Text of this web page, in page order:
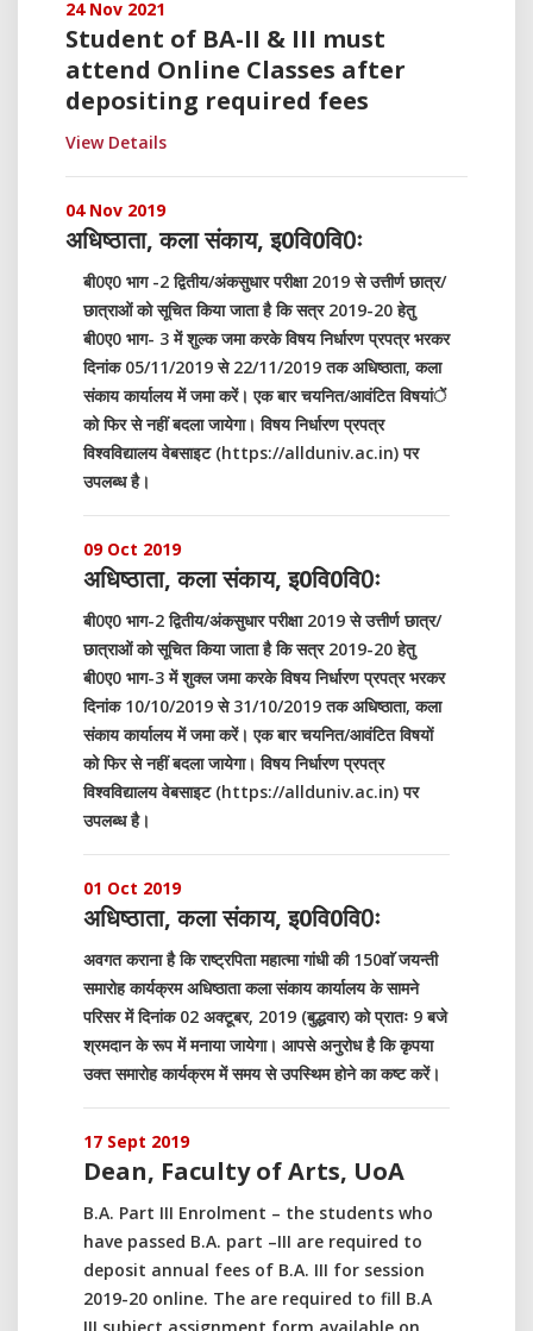
24 Nov 2021
Student of BA-II & III must
attend Online Classes after
depositing required fees
View Details
04 Nov 2019
अधिष्ठाता, कला संकाय, इ0वि0वि0ः
बी0ए0 भाग -2 द्वितीय/अंकसुधार परीक्षा 2019 से उत्तीर्ण छात्र/
छात्राओं को सूचित किया जाता है कि सत्र 2019-20 हेतु
बी0ए0 भाग- 3 में शुल्क जमा करके विषय निर्धारण प्रपत्र भरकर
दिनांक 05/11/2019 से 22/11/2019 तक अधिष्ठाता, कला
संकाय कार्यालय में जमा करें। एक बार चयनित/आवंटित विषयांें
को फिर से नहीं बदला जायेगा। विषय निर्धारण प्रपत्र
विश्वविद्यालय वेबसाइट (https://allduniv.ac.in) पर
उपलब्ध है।
09 Oct 2019
अधिष्ठाता, कला संकाय, इ0वि0वि0ः
बी0ए0 भाग-2 द्वितीय/अंकसुधार परीक्षा 2019 से उत्तीर्ण छात्र/
छात्राओं को सूचित किया जाता है कि सत्र 2019-20 हेतु
बी0ए0 भाग-3 में शुक्ल जमा करके विषय निर्धारण प्रपत्र भरकर
दिनांक 10/10/2019 से 31/10/2019 तक अधिष्ठाता, कला
संकाय कार्यालय में जमा करें। एक बार चयनित/आवंटित विषयों
को फिर से नहीं बदला जायेगा। विषय निर्धारण प्रपत्र
विश्वविद्यालय वेबसाइट (https://allduniv.ac.in) पर
उपलब्ध है।
01 Oct 2019
अधिष्ठाता, कला संकाय, इ0वि0वि0ः
अवगत कराना है कि राष्ट्रपिता महात्मा गांधी की 150वाॅ जयन्ती
समारोह कार्यक्रम अधिष्ठाता कला संकाय कार्यालय के सामने
परिसर में दिनांक 02 अक्टूबर, 2019 (बुद्धवार) को प्रातः 9 बजे
श्रमदान के रूप में मनाया जायेगा। आपसे अनुरोध है कि कृपया
उक्त समारोह कार्यक्रम में समय से उपस्थिम होने का कष्ट करें।
17 Sept 2019
Dean, Faculty of Arts, UoA
B.A. Part III Enrolment – the students who
have passed B.A. part –III are required to
deposit annual fees of B.A. III for session
2019-20 online. The are required to fill B.A